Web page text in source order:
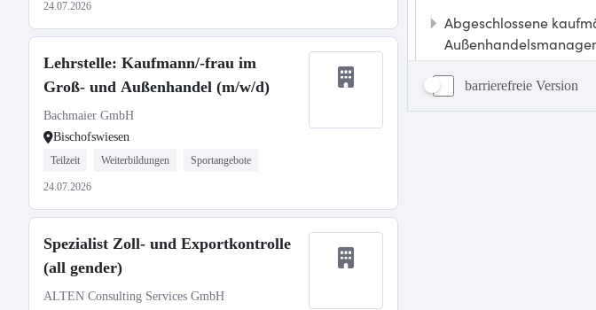
24.07.2026
Lehrstelle: Kaufmann/-frau im
Groß- und Außenhandel (m/w/d)
Bachmaier GmbH
Bischofswiesen
Teilzeit Weiterbildungen Sportangebote
24.07.2026
Spezialist Zoll- und Exportkontrolle
(all gender)
ALTEN Consulting Services GmbH
barrierefreie Version